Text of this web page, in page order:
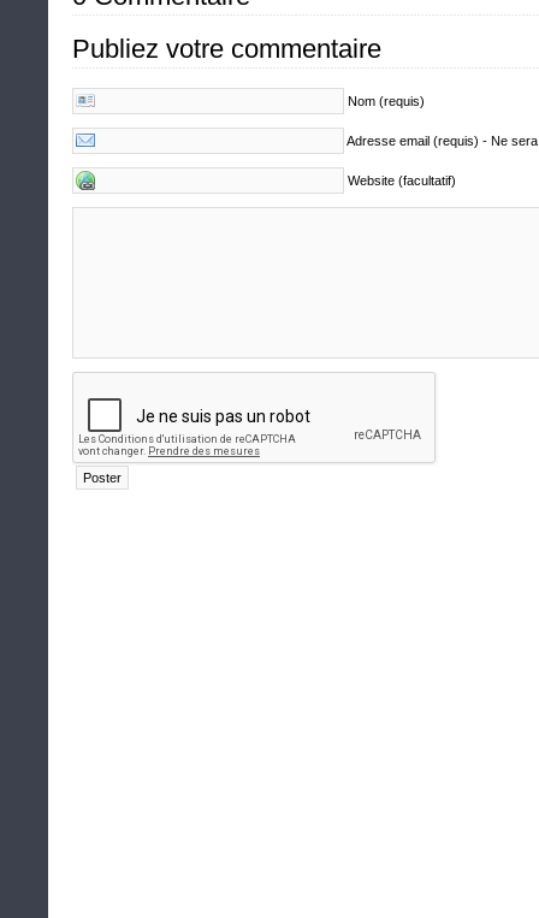
Publiez votre commentaire
Nom (requis)
Adresse email (requis) - Ne
Website (facultatif)